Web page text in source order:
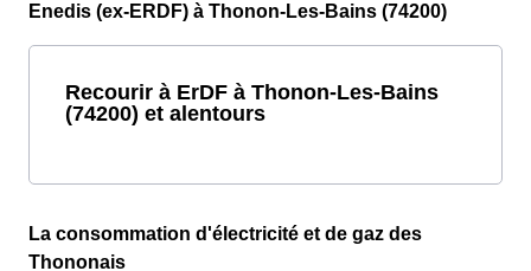
Enedis (ex-ERDF) à Thonon-Les-Bains (74200)
Recourir à ErDF à Thonon-Les-Bains
(74200) et alentours
La consommation d'électricité et de gaz des
Thononais